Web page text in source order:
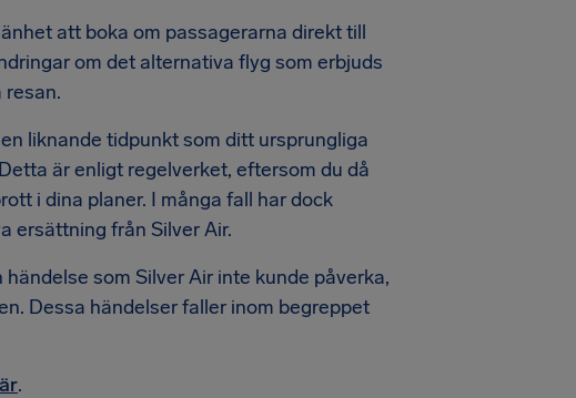
att boka om passagerarna direkt till
om det alternativa flyg som erbjuds
resan.
liknande tidpunkt som ditt ursprungliga
är enligt regelverket, eftersom du då
i dina planer. I många fall har dock
ersättning från Silver Air.
som Silver Air inte kunde påverka,
Dessa händelser faller inom begreppet
.